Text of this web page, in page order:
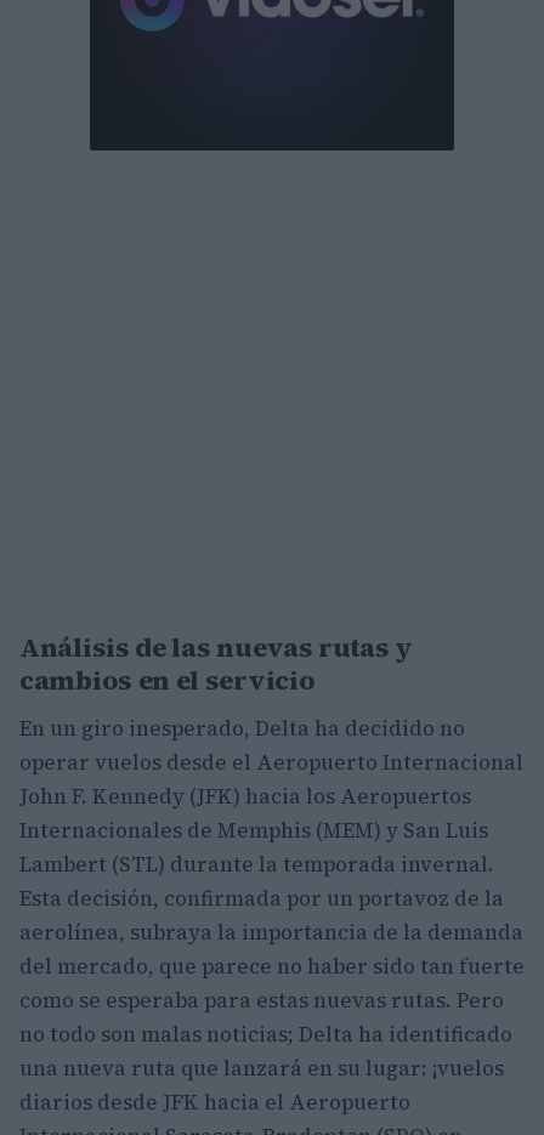
Análisis de las nuevas rutas y
cambios en el servicio
En un giro inesperado, Delta ha decidido no
operar vuelos desde el Aeropuerto Internacional
John F. Kennedy (JFK) hacia los Aeropuertos
Internacionales de Memphis (MEM) y San Luis
Lambert (STL) durante la temporada invernal.
Esta decisión, confirmada por un portavoz de la
aerolínea, subraya la importancia de la demanda
del mercado, que parece no haber sido tan fuerte
como se esperaba para estas nuevas rutas. Pero
no todo son malas noticias; Delta ha identificado
una nueva ruta que lanzará en su lugar: ¡vuelos
diarios desde JFK hacia el Aeropuerto